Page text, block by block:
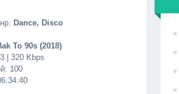
Dance, Disco
To 90s (2018)
| 320 Kbps
100